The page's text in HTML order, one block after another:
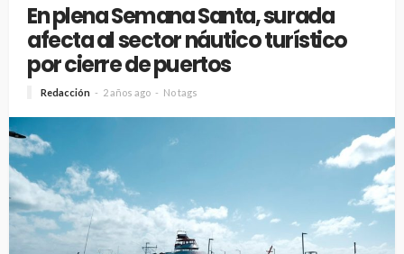
En plena Semana Santa, surada
afecta al sector náutico turístico
por cierre de puertos
Redacción 2 años ago No tags